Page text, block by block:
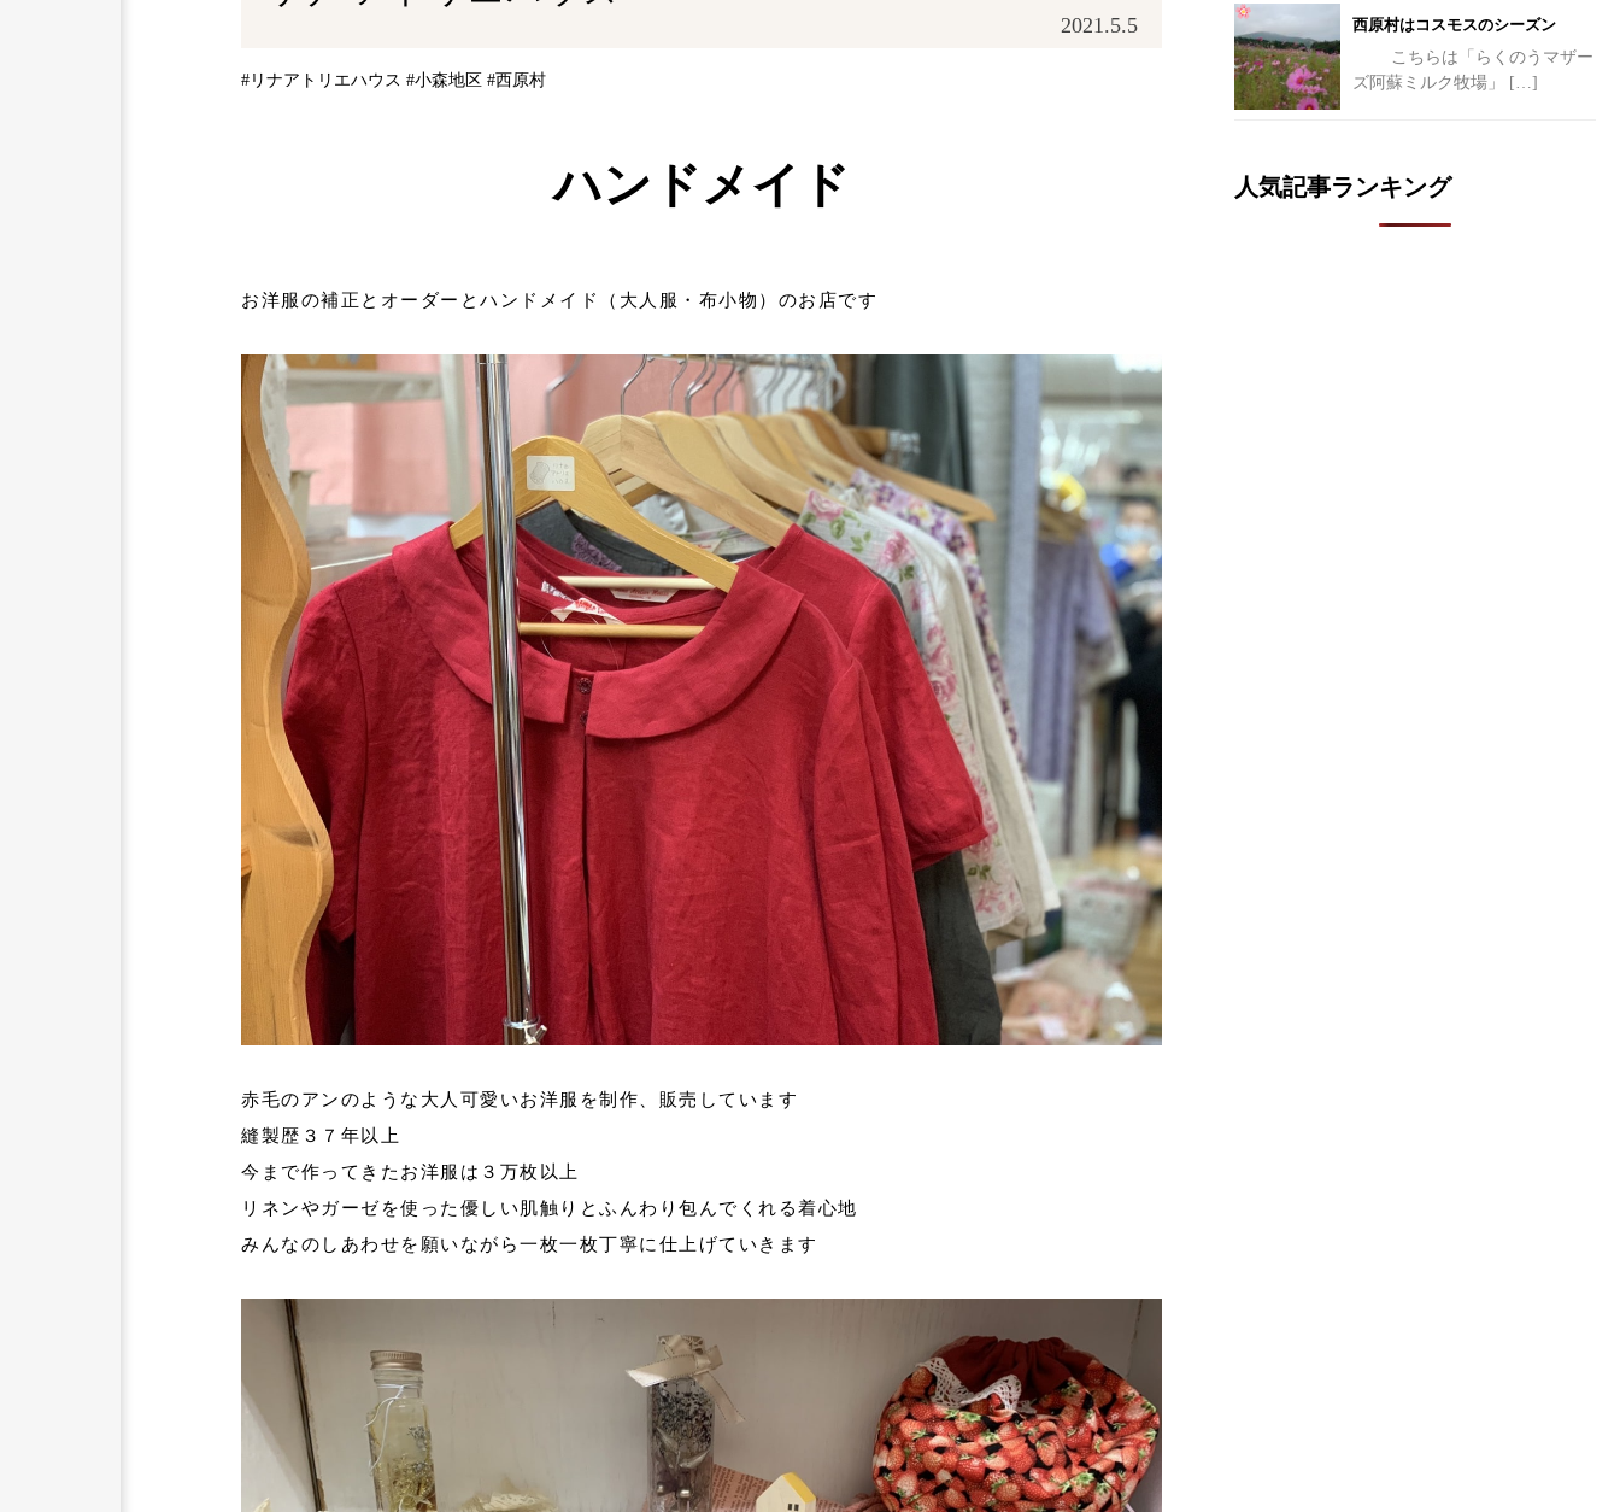
2021.5.5
#リナアトリエハウス #小森地区 #西原村
ハンドメイド
お洋服の補正とオーダーとハンドメイド（大人服・布小物）のお店です
赤毛のアンのような大人可愛いお洋服を制作、販売しています
縫製歴３７年以上
今まで作ってきたお洋服は３万枚以上
リネンやガーゼを使った優しい肌触りとふんわり包んでくれる着心地
みんなのしあわせを願いながら一枚一枚丁寧に仕上げていきます
西原村はコスモスのシーズン
こちらは「らくのうマザー
ズ阿蘇ミルク牧場」 […]
人気記事ランキング